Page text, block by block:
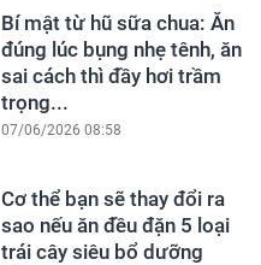
Bí mật từ hũ sữa chua: Ăn
đúng lúc bụng nhẹ tênh, ăn
sai cách thì đầy hơi trầm
trọng...
07/06/2026 08:58
Cơ thể bạn sẽ thay đổi ra
sao nếu ăn đều đặn 5 loại
trái cây siêu bổ dưỡng